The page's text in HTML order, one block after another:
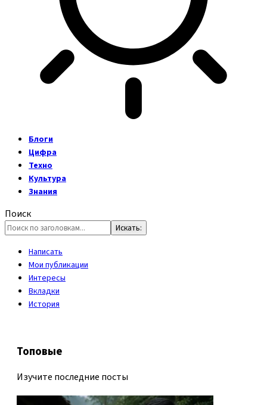
Блоги
Цифра
Техно
Культура
Знания
Поиск
Написать
Мои публикации
Интересы
Вкладки
История
Топовые
Изучите последние посты